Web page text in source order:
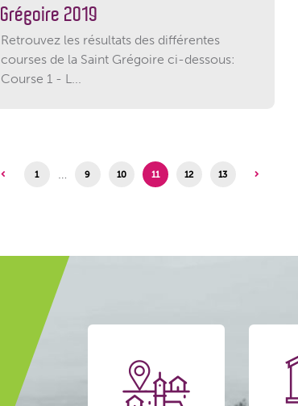
Grégoire 2019
Retrouvez les résultats des différentes
courses de la Saint Grégoire ci-dessous:
Course 1 - L...
1 … 9 10 11 12 13